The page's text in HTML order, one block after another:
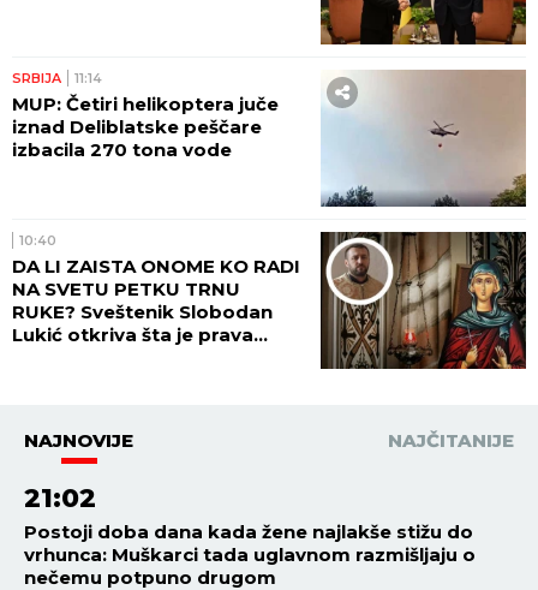
SRBIJA 11:14
MUP: Četiri helikoptera juče
iznad Deliblatske peščare
izbacila 270 tona vode
10:40
DA LI ZAISTA ONOME KO RADI
NA SVETU PETKU TRNU
RUKE? Sveštenik Slobodan
Lukić otkriva šta je prava
NAJNOVIJE NAJČITANIJE
21:02
Postoji doba dana kada žene najlakše stižu do
vrhunca: Muškarci tada uglavnom razmišljaju o
nečemu potpuno drugom